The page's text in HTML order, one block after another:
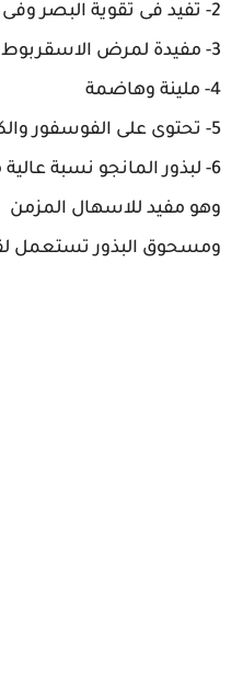
2- تفيد فى تقوية البصر وفى الضعف العام
3- مفيدة لمرض الاسقربوط
4- ملينة وهاضمة
5- تحتوى على الفوسفور والكالسيوم والحديد
6- لبذور المانجو نسبة
وهو مفيد للاسهال المزمن
ومسحوق البذور تستعمل